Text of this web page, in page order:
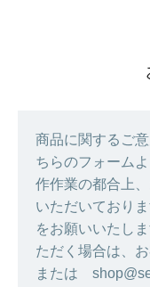
商品に関するご
ちらのフォーム
作作業の都合上
いただいており
をお願いいたし
ただく場合は、お
または